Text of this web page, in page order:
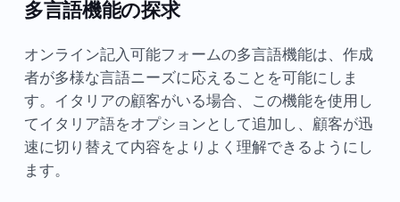
多言語機能の探求
オンライン記入可能フォームの多言語機能は、作成
者が多様な言語ニーズに応えることを可能にしま
す。イタリアの顧客がいる場合、この機能を使用し
てイタリア語をオプションとして追加し、顧客が迅
速に切り替えて内容をよりよく理解できるようにし
ます。